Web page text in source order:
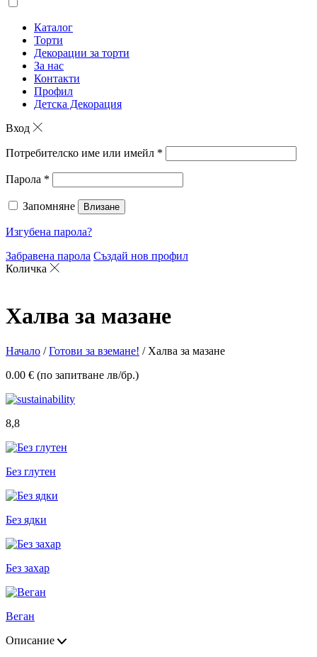
Каталог
Торти
Декорации за торти
За нас
Контакти
Профил
Детска Декорация
Вход
Потребителско име или имейл *
Парола *
Запомняне Влизане
Изгубена парола?
Забравена парола Създай нов профил
Количка
Халва за мазане
Начало /Готови за вземане! / Халва за мазане
0.00 € (по запитване лв/бр.)
8,8
Без глутен
Без ядки
Без захар
Веган
Описание